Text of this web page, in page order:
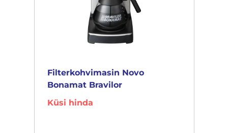
Filterkohvimasin Novo
Bonamat Bravilor
Küsi hinda